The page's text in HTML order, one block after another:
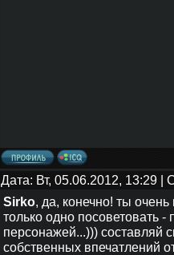
Дата: Вт, 05.06.2012, 13:29
Sirko, да, конечно! ты
только одно посоветовать
персонажей...))) составляй
собственных впечатлений